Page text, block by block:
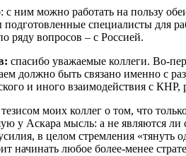
с ним можно работать на пользу
специалисты для
ряду вопросов – с Россией.
спасибо уважаемые коллеги. Во-
должно быть связано именно с
и иного взаимодействия с
тезисом моих коллег о том, что
у Аскара мысль: а не являются
в целом стремления «тянуть
начинать любое более-менее